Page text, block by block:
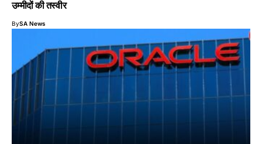
उम्मीदों की तस्वीर
BySA News